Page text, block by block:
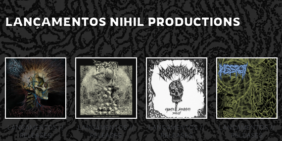
LANÇAMENTOS NIHIL PRODUCTIONS
LANÇAMENTOS //
RELEASES
LANÇAMENTOS //
RELEASES
LANÇAMENTOS //
RELEASES
LANÇAMENTOS //
RELEASES